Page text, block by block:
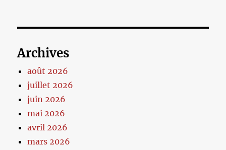
Archives
août 2026
juillet 2026
juin 2026
mai 2026
avril 2026
mars 2026